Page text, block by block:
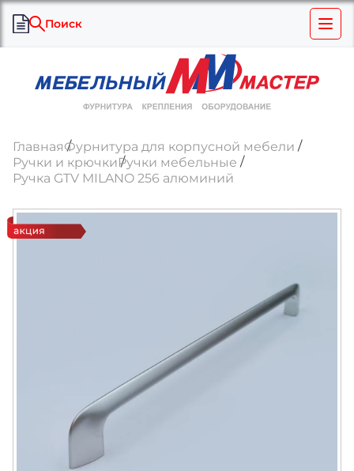
Поиск
ГлавнаяФурнитура для корпусной мебели
Ручки и крючкиРучки мебельные
Ручка GTV MILANO 256 алюминий